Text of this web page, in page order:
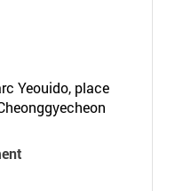
Yeouido, place